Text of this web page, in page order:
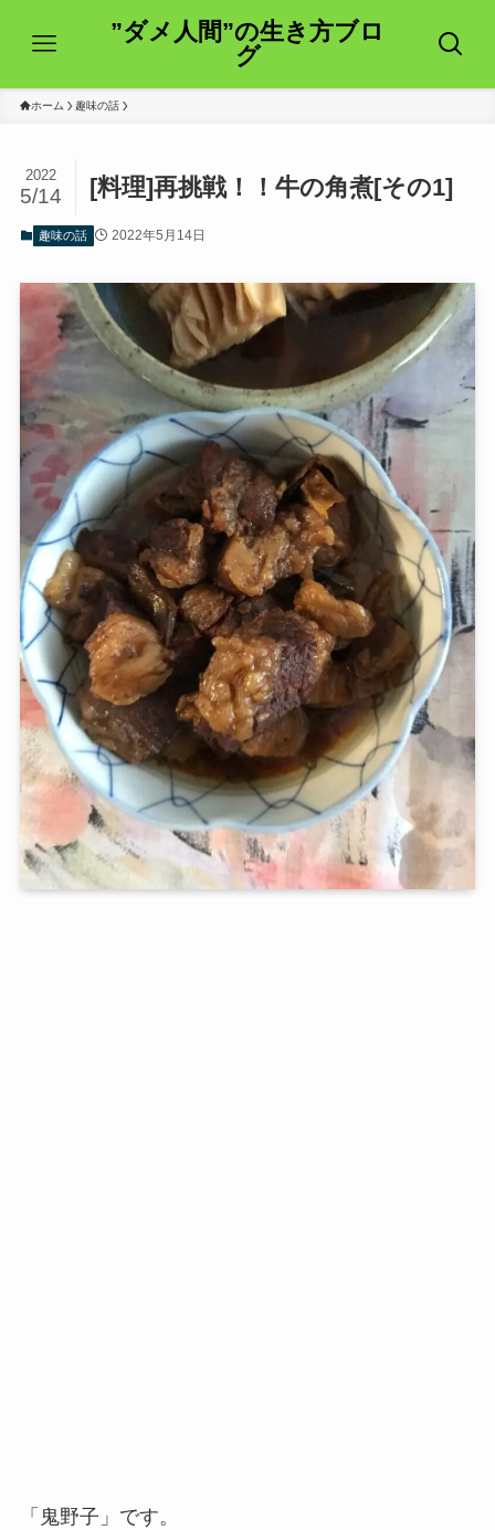
”ダメ人間”の生き方ブロ
グ
ホーム 趣味の話
[料理]再挑戦！！牛の角煮[その1]
2022
5/14
趣味の話 2022年5月14日
「鬼野子」です。